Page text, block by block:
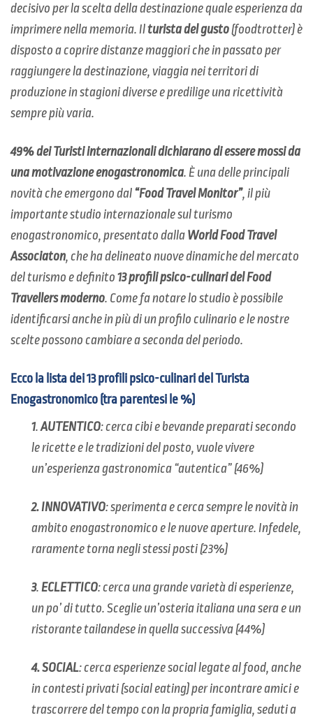
decisivo per la scelta della destinazione quale esperienza da
imprimere nella memoria. Ilturista del gusto(foodtrotter) è
disposto a coprire distanze maggiori che in passato per
raggiungere la destinazione, viaggia nei territori di
produzione in stagioni diverse e predilige una ricettività
sempre più varia.
49% dei Turisti internazionali dichiarano di essere mossi da
una motivazione enogastronomica. È una delle principali
novità che emergono dal “Food Travel Monitor”, il più
importante studio internazionale sul turismo
enogastronomico, presentato dalla World Food Travel
Associaton, che ha delineato nuove dinamiche del mercato
del turismo e definito 13 profili psico-culinari del Food
Travellers moderno. Come fa notare lo studio è possibile
identificarsi anche in più di un profilo culinario e le nostre
scelte possono cambiare a seconda del periodo.
Ecco la lista dei 13 profili psico-culinari del Turista
Enogastronomico (tra parentesi le %)
1.AUTENTICO: cerca cibi e bevande preparati secondo
le ricette e le tradizioni del posto, vuole vivere
un’esperienza gastronomica “autentica” (46%)
2.INNOVATIVO: sperimenta e cerca sempre le novità in
ambito enogastronomico e le nuove aperture. Infedele,
raramente torna negli stessi posti (23%)
3. ECLETTICO: cerca una grande varietà di esperienze,
un po’ di tutto. Sceglie un’osteria italiana una sera e un
ristorante tailandese in quella successiva (44%)
4.SOCIAL: cerca esperienze social legate al food, anche
in contesti privati (social eating) per incontrare amici e
trascorrere del tempo con la propria famiglia, seduti a